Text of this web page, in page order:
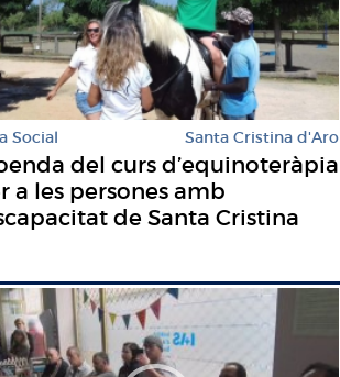
Social Santa Cristina d'Aro
del curs d’equinoteràpia
a les persones amb
de Santa Cristina